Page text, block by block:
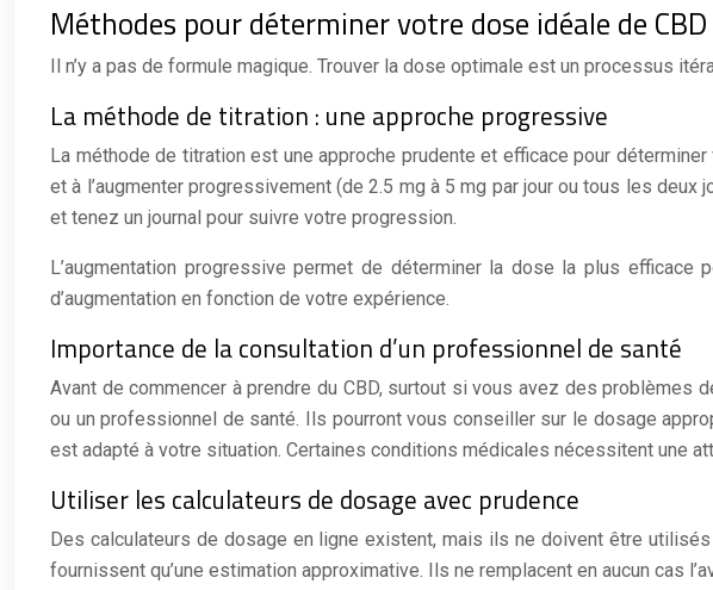
Méthodes pour déterminer votre dose idéale de CBD
Il n’y a pas de formule magique. Trouver la dose optimale est un processus
La méthode de titration : une approche progressive
La méthode de titration est une approche prudente et efficace pour
et à l’augmenter progressivement (de 2.5 mg à 5 mg par jour ou tous les
et tenez un journal pour suivre votre progression.
L’augmentation progressive permet de déterminer la dose la plus
d’augmentation en fonction de votre expérience.
Importance de la consultation d’un professionnel de santé
Avant de commencer à prendre du CBD, surtout si vous avez des
ou un professionnel de santé. Ils pourront vous conseiller sur le dosage
est adapté à votre situation. Certaines conditions médicales nécessitent une
Utiliser les calculateurs de dosage avec prudence
Des calculateurs de dosage en ligne existent, mais ils ne doivent être
fournissent qu’une estimation approximative. Ils ne remplacent en aucun cas